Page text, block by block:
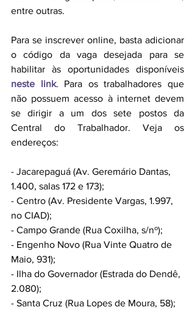
entre outras.
Para se inscrever online, basta adicionar
o código da vaga desejada para se
neste link. Para os trabalhadores que
não possuem acesso à internet devem
se dirigir a um dos sete postos da
Central do Trabalhador. Veja os
endereços:
- Jacarepaguá (Av. Geremário Dantas,
1.400, salas 172 e 173);
- Centro (Av. Presidente Vargas, 1.997,
no CIAD);
- Campo Grande (Rua Coxilha, s/nº);
- Engenho Novo (Rua Vinte Quatro de
Maio, 931);
- Ilha do Governador (Estrada do Dendê,
2.080);
- Santa Cruz (Rua Lopes de Moura, 58);